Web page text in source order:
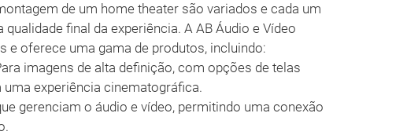
de um home theater são variados e cada um
final da experiência. A AB Áudio e Vídeo
e oferece uma gama de produtos, incluindo:
imagens de alta definição, com opções de telas
experiência cinematográfica.
gerenciam o áudio e vídeo, permitindo uma conexão